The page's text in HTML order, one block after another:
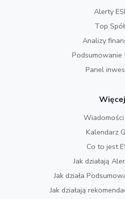
Alerty
Top
Analizy
Podsumowanie
Panel
Więcej
Wiadomości
Kalendarz
Co to jest
Jak działają
Jak działa
Jak działają